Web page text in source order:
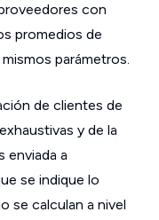
con
promedios de
parámetros.
de clientes de
y de la
enviada a
se indique lo
se calculan a nivel